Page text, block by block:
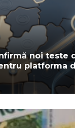
noi teste
platforma